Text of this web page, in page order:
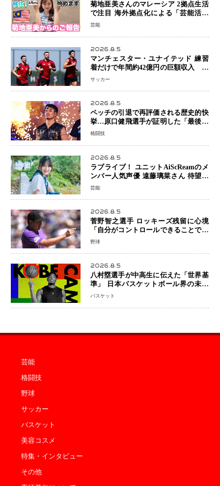
菊地亜美さんのマレーシア 2拠点生活
で注目 海外拠点化による「芸能活動
と税務」の関係とは
芸能
2026.8.5
マンチェスター・ユナイテッド 練習
着だけで年間約42億円の巨額収入 世
界最高額級スポンサー契約が示すサッ
サッカー
2026.8.5
ペッチの引退で再評価される歴史的快
挙…原口健飛選手が証明した「最後に
勝ち切る力」
格闘技
2026.8.5
ラブライブ！ ユニットAiScReamのメ
ンバー人気声優 遠藤璃菜さん 待望の
1st写真集が10月6日発売決定！ 沖縄ロ
情まで収録
芸能
2026.8.5
菅野智之選手 ロッキーズ残留に心境
「自分がコントロールできることでは
ない」 トレード報道にも冷静な姿勢
野球
2026.8.5
八村塁選手が中高生に伝えた「世界基
準」 日本バスケットボール界の未来
を変える“練習の質”という哲学
バスケット
芸能
格闘技
野球
サッカー
バスケット
美容コスメ
特集・インタビュー
その他